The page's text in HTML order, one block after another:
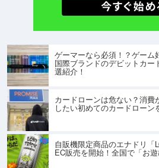
ゲーマーなら必須！？ゲーム
国際ブランドのデビットカ
選紹介！
カードローンは危ない？消費
したい初めてのカードローン
自販機限定商品のエナドリ「
EC販売を開始！全国で「お遊